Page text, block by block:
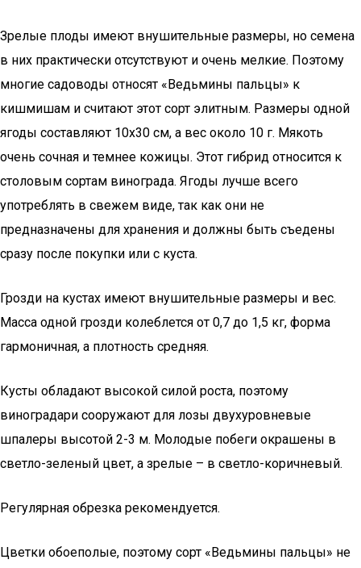
Зрелые плоды имеют внушительные размеры, но семена
в них практически отсутствуют и очень мелкие. Поэтому
многие садоводы относят «Ведьмины пальцы» к
кишмишам и считают этот сорт элитным. Размеры одной
ягоды составляют 10х30 см, а вес около 10 г. Мякоть
очень сочная и темнее кожицы. Этот гибрид относится к
столовым сортам винограда. Ягоды лучше всего
употреблять в свежем виде, так как они не
предназначены для хранения и должны быть съедены
сразу после покупки или с куста.
Грозди на кустах имеют внушительные размеры и вес.
Масса одной грозди колеблется от 0,7 до 1,5 кг, форма
гармоничная, а плотность средняя.
Кусты обладают высокой силой роста, поэтому
виноградари сооружают для лозы двухуровневые
шпалеры высотой 2-3 м. Молодые побеги окрашены в
светло-зеленый цвет, а зрелые – в светло-коричневый.
Регулярная обрезка рекомендуется.
Цветки обоеполые, поэтому сорт «Ведьмины пальцы» не